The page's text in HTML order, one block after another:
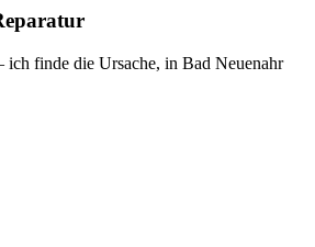
ich finde die Ursache, in Bad Neuenahr